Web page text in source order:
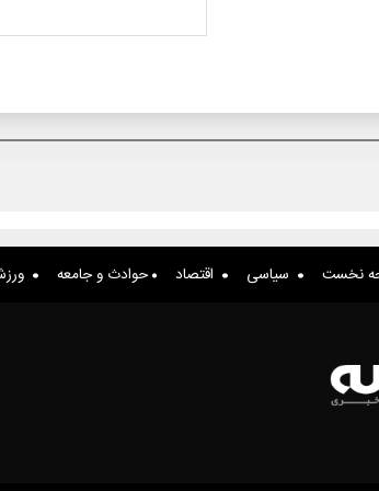
نخست سیاسی اقتصاد حوادث و جامعه